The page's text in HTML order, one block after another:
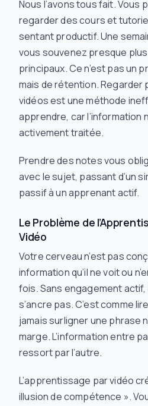
Nous l’avons tous fait. Vous
regarder des cours et
sentant productif. Une
vous souvenez presque
principaux. Ce n’est pas un
mais de rétention. Regarder
vidéos est une méthode
apprendre, car l’information
activement traitée.
Prendre des notes vous
avec le sujet, passant d’un
passif à un apprenant actif.
Le Problème de
Vidéo
Votre cerveau n’est pas
information qu’il ne voit ou
fois. Sans engagement
s’ancre pas. C’est comme
jamais surligner une phrase
marge. L’information entre
ressort par l’autre.
L’apprentissage par vidéo
illusion de compétence ».